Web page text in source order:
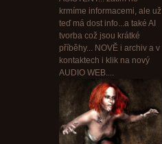
krmíme informacemi, ale už
teď má dost info...a také AI
tvorba což jsou krátké
příběhy... NOVĚ i archiv a v
kontaktech i klik na nový
AUDIO WEB....